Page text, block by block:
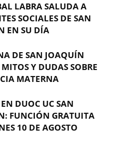
LABRA SALUDA A
SOCIALES DE SAN
EN SU DÍA
DE SAN JOAQUÍN
Y DUDAS SOBRE
MATERNA
DUOC UC SAN
FUNCIÓN GRATUITA
10 DE AGOSTO